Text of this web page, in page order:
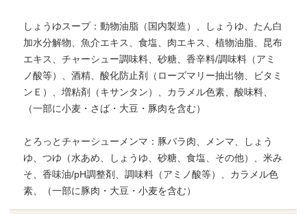
しょうゆスープ：動物油脂（国内製造）、しょうゆ、たん白
加水分解物、魚介エキス、食塩、肉エキス、植物油脂、昆布
エキス、チャーシュー調味料、砂糖、香辛料/調味料（アミ
ノ酸等）、酒精、酸化防止剤（ローズマリー抽出物、ビタミ
ンＥ）、増粘剤（キサンタン）、カラメル色素、酸味料、
（一部に小麦・さば・大豆・豚肉を含む）
とろっとチャーシューメンマ：豚バラ肉、メンマ、しょう
ゆ、つゆ（水あめ、しょうゆ、砂糖、食塩、その他）、米み
そ、香味油/pH調整剤、調味料（アミノ酸等）、カラメル色
素、（一部に豚肉・大豆・小麦を含む）